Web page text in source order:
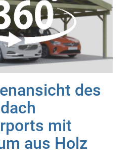
des
mit
aus Holz